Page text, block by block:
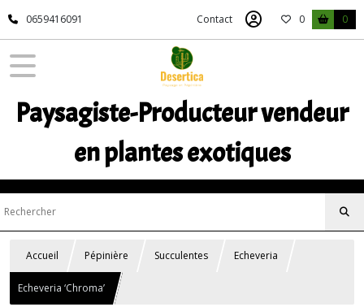
0659416091 Contact 0 0
Paysagiste-Producteur vendeur
en plantes exotiques
Accueil Pépinière Succulentes Echeveria
Echeveria ‘Chroma’